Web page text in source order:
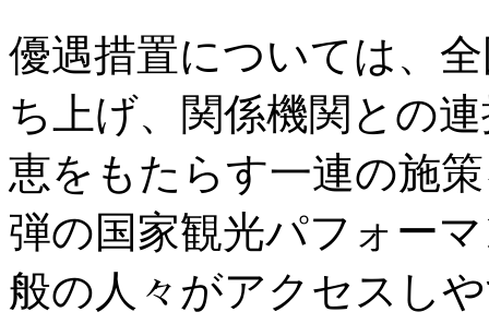
優遇措置については、
ち上げ、関係機関との
恵をもたらす一連の施
弾の国家観光パフォー
般の人々がアクセスし